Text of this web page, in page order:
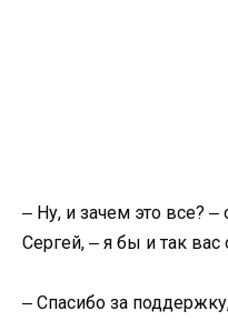
‒ Ну, и зачем это все?
Сергей, ‒ я бы и так вас
‒ Спасибо за